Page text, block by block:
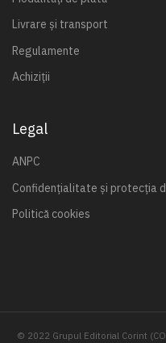
Livrare și transport
Regulamente
Achiziții
Legal
ANPC
Confidențialitate și protecția
Politică cookies
© 2022 Grupul Editorial Corint